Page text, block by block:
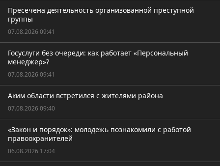
Пресечена деятельность организованной преступной
группы
07.08.2026 09:41
Госуслуги без очереди: как работает «Персональный
менеджер»?
07.08.2026 09:41
Аким области встретился с жителями района
07.08.2026 09:40
«Закон и порядок»: молодежь познакомили с работой
правоохранителей
06.08.2026 17:04